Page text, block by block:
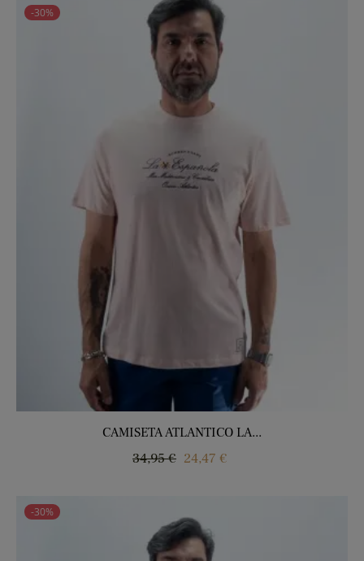
-30%
CAMISETA ATLANTICO LA...
Precio
34,95 € Precio
24,47 €
-30%